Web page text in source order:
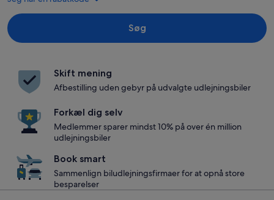
Søg
Skift mening
Afbestilling uden gebyr på udvalgte udlejningsbiler
Forkæl dig selv
Medlemmer sparer mindst 10% på over én million
udlejningsbiler
Book smart
Sammenlign biludlejningsfirmaer for at opnå store
besparelser